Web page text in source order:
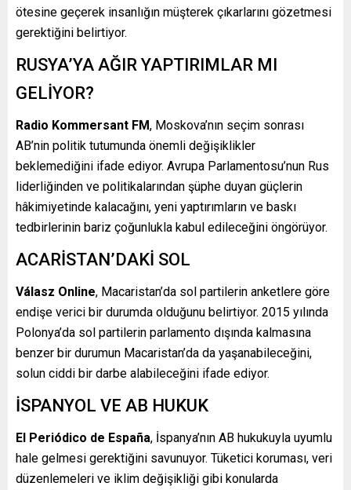
ötesine geçerek insanlığın müşterek çıkarlarını gözetmesi
gerektiğini belirtiyor.
RUSYA’YA AĞIR YAPTIRIMLAR MI
GELİYOR?
Radio Kommersant FM, Moskova’nın seçim sonrası
AB’nin politik tutumunda önemli değişiklikler
beklemediğini ifade ediyor. Avrupa Parlamentosu’nun Rus
liderliğinden ve politikalarından şüphe duyan güçlerin
hâkimiyetinde kalacağını, yeni yaptırımların ve baskı
tedbirlerinin bariz çoğunlukla kabul edileceğini öngörüyor.
ACARİSTAN’DAKİ SOL
Válasz Online, Macaristan’da sol partilerin anketlere göre
endişe verici bir durumda olduğunu belirtiyor. 2015 yılında
Polonya’da sol partilerin parlamento dışında kalmasına
benzer bir durumun Macaristan’da da yaşanabileceğini,
solun ciddi bir darbe alabileceğini ifade ediyor.
İSPANYOL VE AB HUKUK
El Periódico de España, İspanya’nın AB hukukuyla uyumlu
hale gelmesi gerektiğini savunuyor. Tüketici koruması, veri
düzenlemeleri ve iklim değişikliği gibi konularda